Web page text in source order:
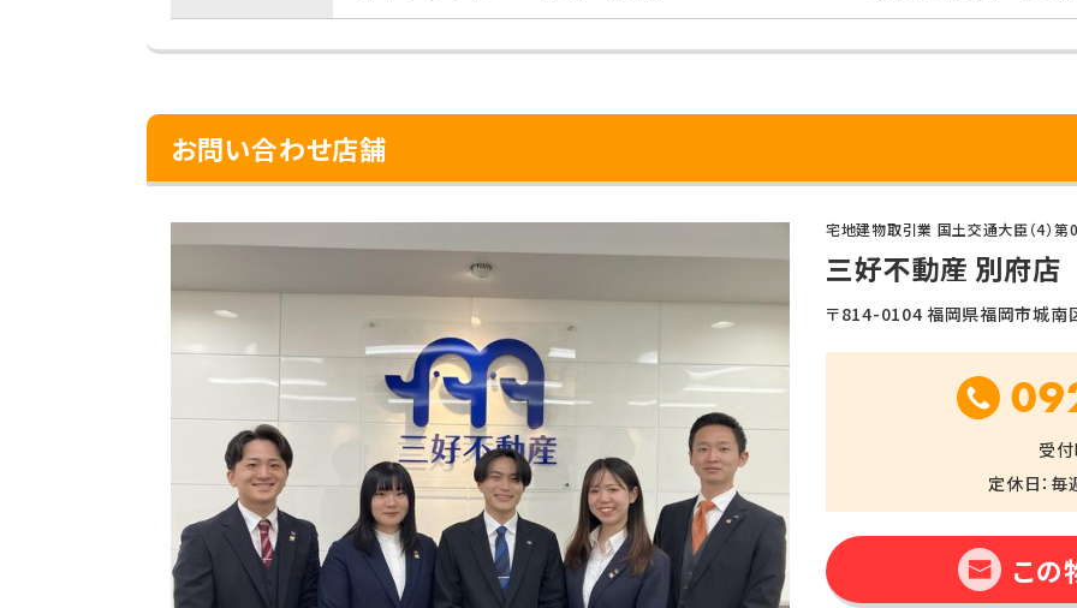
お問い合わせ店舗
宅地建物取引業 国土交通大臣（4）
三好不動産 別府店
〒814-0104 福岡県福岡市城
受
定休日：毎
この